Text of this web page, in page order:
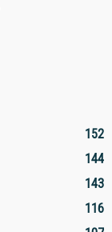
152
144
143
116